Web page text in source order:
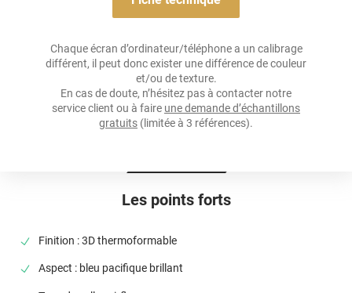
Les points forts
Finition : 3D thermoformable
Aspect : bleu pacifique brillant
Épaisseur
100 µ
Température D'application
Température D'utilisation
Chaque écran d’ordinateur/téléphone a un calibrage
différent, il peut donc exister une différence de couleur
et/ou de texture.
En cas de doute, n’hésitez pas à contacter notre
service client ou à faire une demande d’échantillons
gratuits (limitée à 3 références).